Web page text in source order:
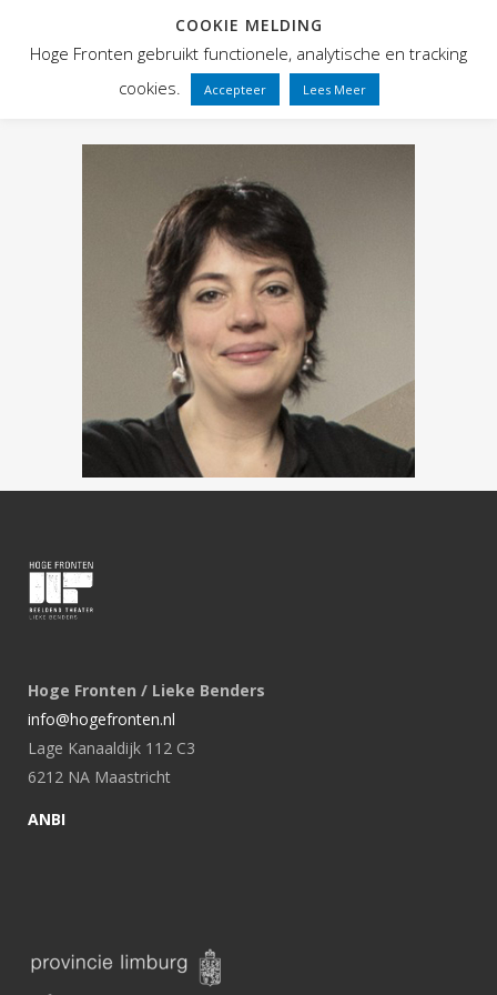
Hoge Fronten / Lieke Benders
info@hogefronten.nl
Lage Kanaaldijk 112 C3
6212 NA Maastricht
ANBI
COOKIE MELDING
Hoge Fronten gebruikt functionele, analytische en tracking
cookies.
Accepteer Lees Meer